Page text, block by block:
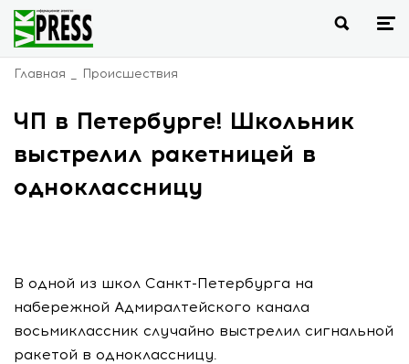
Главная Происшествия
ЧП в Петербурге! Школьник
выстрелил ракетницей в
одноклассницу
В одной из школ Санкт-Петербурга на
набережной Адмиралтейского канала
восьмиклассник случайно выстрелил сигнальной
ракетой в одноклассницу.